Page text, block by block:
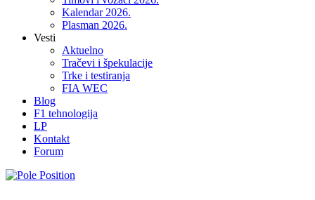
Kalendar 2026.
Plasman 2026.
Vesti
Aktuelno
Tračevi i špekulacije
Trke i testiranja
FIA WEC
Blog
F1 tehnologija
LP
Kontakt
Forum